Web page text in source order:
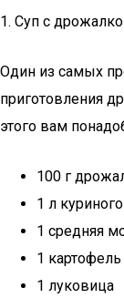
1. Суп с
Один из самых
приготовления
этого вам
100 г
1 л
1 средняя
1 картофель
1 луковица